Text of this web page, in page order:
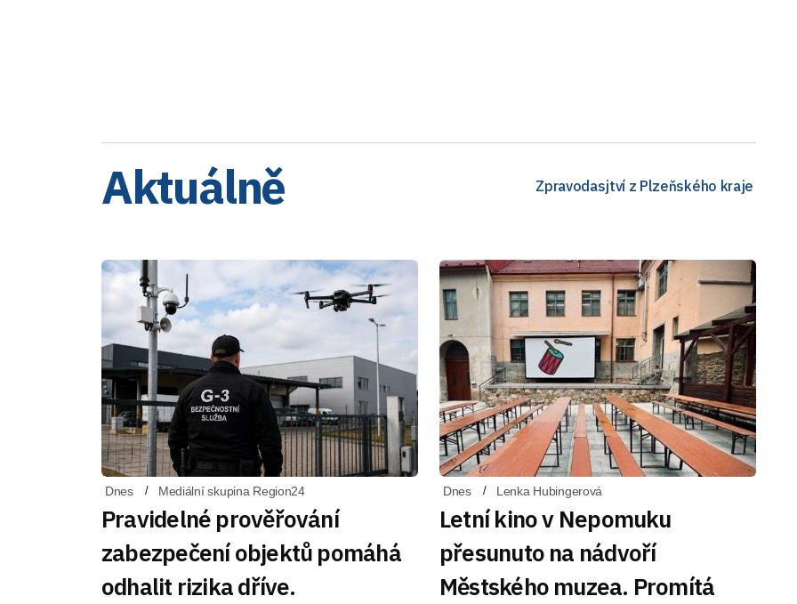
Aktuálně Zpravodasjtví z Plzeňského kraje
Dnes Mediální skupina Region24
Pravidelné prověřování
zabezpečení objektů pomáhá
odhalit rizika dříve.
Dnes Lenka Hubingerová
Letní kino v Nepomuku
přesunuto na nádvoří
Městského muzea. Promítá